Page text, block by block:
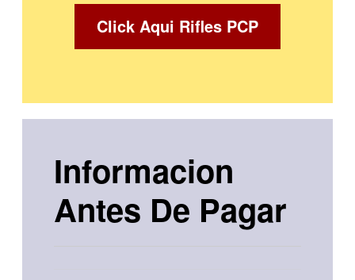
Click Aqui Rifles PCP
Informacion
Antes De Pagar